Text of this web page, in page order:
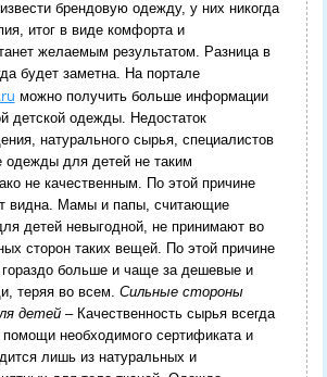
брендовую одежду, у них никогда
итог в виде комфорта и
желаемым результатом. Разница в
будет заметна. На портале
можно получить больше информации
детской одежды. Недостаток
натурального сырья, специалистов
одежды для детей не таким
не качественным. По этой причине
видна. Мамы и папы, считающие
детей невыгодной, не принимают во
сторон таких вещей. По этой причине
гораздо больше и чаще за дешевые и
теряя во всем. Сильные стороны
детей– Качественность сырья всегда
необходимого сертификата и
лишь из натуральных и